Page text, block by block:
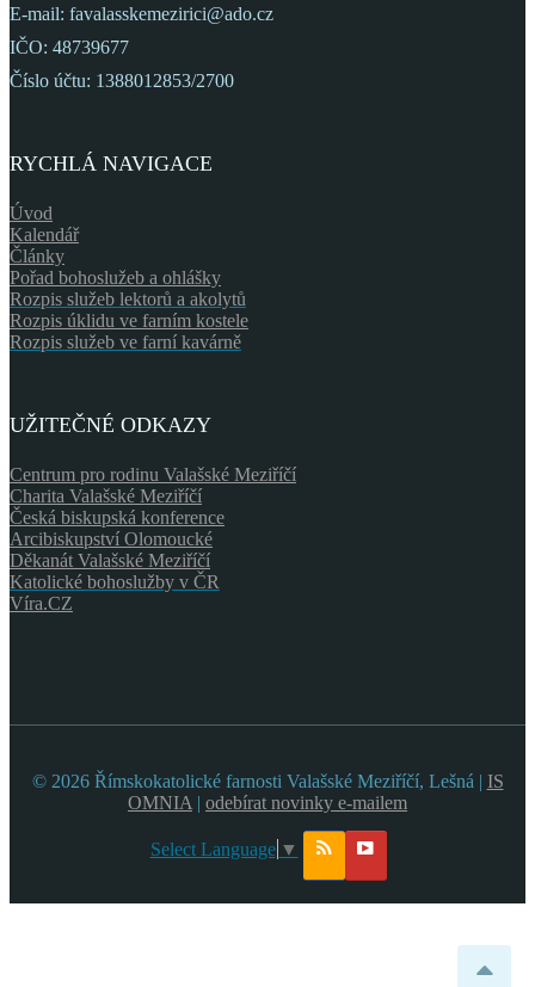
E-mail: favalasskemezirici@ado.cz
IČO: 48739677
Číslo účtu: 1388012853/2700
RYCHLÁ NAVIGACE
Úvod
Kalendář
Články
Pořad bohoslužeb a ohlášky
Rozpis služeb lektorů a akolytů
Rozpis úklidu ve farním kostele
Rozpis služeb ve farní kavárně
UŽITEČNÉ ODKAZY
Centrum pro rodinu Valašské Meziříčí
Charita Valašské Meziříčí
Česká biskupská konference
Arcibiskupství Olomoucké
Děkanát Valašské Meziříčí
Katolické bohoslužby v ČR
Víra.CZ
© 2026 Římskokatolické farnosti Valašské Meziříčí, Lešná | IS
OMNIA | odebírat novinky e-mailem
Select Language ▼